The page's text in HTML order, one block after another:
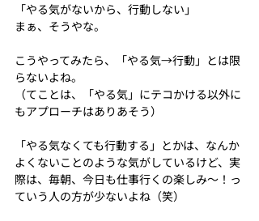
「やる気がないから、行動しない」
まぁ、そうやな。
こうやってみたら、「やる気→行動」とは限
らないよね。
（てことは、「やる気」にテコかける以外に
もアプローチはありあそう）
「やる気なくても行動する」とかは、なんか
よくないことのような気がしているけど、実
際は、毎朝、今日も仕事行くの楽しみ〜！っ
ていう人の方が少ないよね（笑）